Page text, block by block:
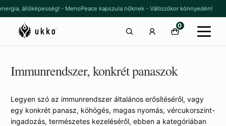
Ugrás
a
navigációhoz
Kilépés
a
tartalomba
állóképesség! - MenoPeace kapszula nőknek - Változókor könnyedén!
0
Legyen szó az immunrendszer általános erősítéséről, vagy
egy konkrét panasz, köhögés, magas nyomás, vércukorszint-
ingadozás, természetes kezeléséről, ebben a kategóriában
Immunrendszer, konkrét panaszok